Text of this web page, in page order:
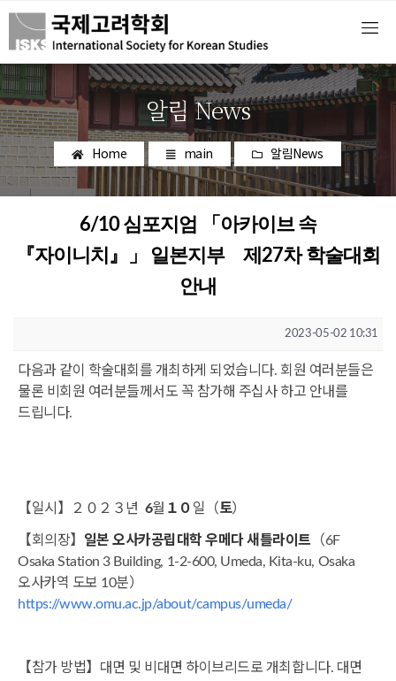
알림 News
Home main 알림News
6/10 심포지엄 「아카이브 속
『자이니치』」 일본지부 제27차 학술대회
안내
2023-05-02 10:31
다음과 같이 학술대회를 개최하게 되었습니다. 회원 여러분들은
물론 비회원 여러분들께서도 꼭 참가해 주십사 하고 안내를
드립니다.
【일시】２０２３년 6월 １０ 일（토）
【회의장】 일본오사카공립대학 우메다 새틀라이트 （6F
Osaka Station 3 Building, 1-2-600, Umeda, Kita-ku, Osaka
오사카역 도보 10분）
https://www.omu.ac.jp/about/campus/umeda/
【참가 방법】대면 및 비대면 하이브리드로 개최합니다. 대면